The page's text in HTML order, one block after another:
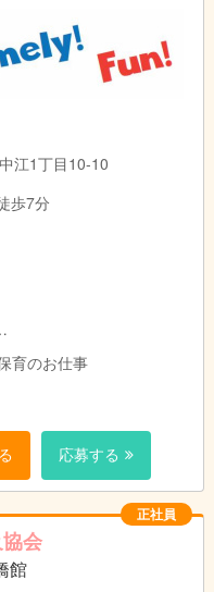
19:35
談
江1丁目10-10
歩7分
希望による固定シフト
育のお仕事
応募する
正社員
会
館